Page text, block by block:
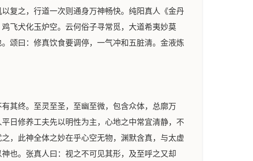
复之，行道一次则通身万神畅快。纯阳真人《金丹
飞犬化玉炉空。云何俗子寻常觅，大道希夷妙莫
颂曰：修真饮食要调停，一气冲和五脏清。金液炼
其终。至灵至圣，至幽至微，包含众体，总廓万
日修养工夫先以明性为主，心地之中常宜清静，不
，此神全体之妙在乎心空无物，渊默含真，与太虚
也。张真人曰：视之不可见其形，及至呼之又却